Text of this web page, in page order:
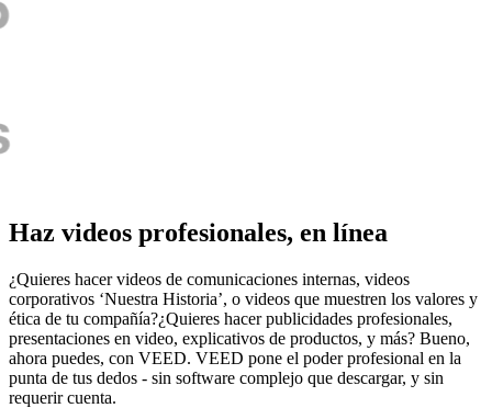
Haz videos profesionales, en línea
¿Quieres hacer videos de comunicaciones internas, videos
corporativos ‘Nuestra Historia’, o videos que muestren los valores y
ética de tu compañía?¿Quieres hacer publicidades profesionales,
presentaciones en video, explicativos de productos, y más? Bueno,
ahora puedes, con VEED. VEED pone el poder profesional en la
punta de tus dedos - sin software complejo que descargar, y sin
requerir cuenta.